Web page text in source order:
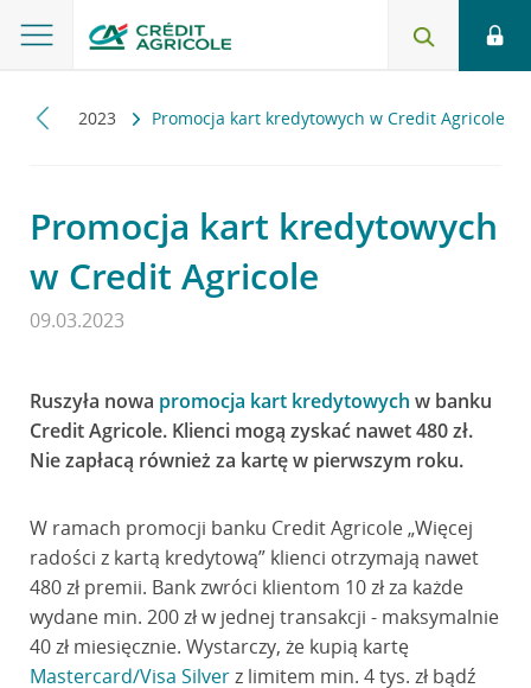
2023 Promocja kart kredytowych w Credit Agricole
Promocja kart kredytowych
w Credit Agricole
09.03.2023
Ruszyła nowa promocja kart kredytowych w banku
Credit Agricole. Klienci mogą zyskać nawet 480 zł.
Nie zapłacą również za kartę w pierwszym roku.
W ramach promocji banku Credit Agricole „Więcej
radości z kartą kredytową” klienci otrzymają nawet
480 zł premii. Bank zwróci klientom 10 zł za każde
wydane min. 200 zł w jednej transakcji - maksymalnie
40 zł miesięcznie. Wystarczy, że kupią kartę
Mastercard/Visa Silverz limitem min. 4 tys. zł bądź